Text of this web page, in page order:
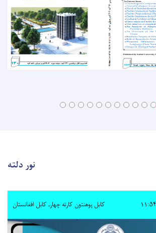
نور دلته
کابل پوهنتون کارته چهارـ کابل افغانستان